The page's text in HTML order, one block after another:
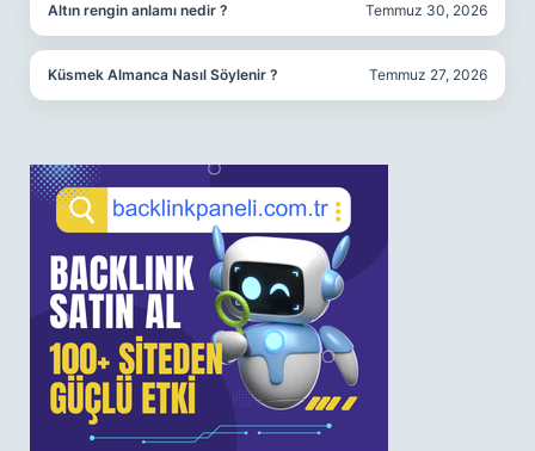
Altın rengin anlamı nedir ? Temmuz 30, 2026
Küsmek Almanca Nasıl Söylenir ? Temmuz 27, 2026